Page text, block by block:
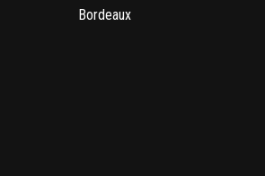
Bordeaux